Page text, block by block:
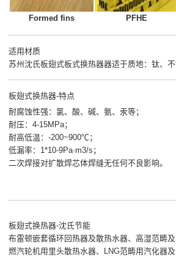
Formed fins PFHE
适用材质
苏州沈氏板翅式板式换热器器适于质地：钛、不
板翅式换热器-特点
耐腐蚀性强：氯、酸、碱、氨、汞等；
耐压：4-15MPa；
耐高低温：-200~900℃；
低漏率：1*10-9Pa·m3/s；
二次焊接对扩散焊芯体焊缝无任何不良影响。
板翅式换热器-沈氏节能
布雷顿嵌套循环回热器及散热水器、高湿范畴
燃汽轮机用里头散热水器、LNG范畴用汽化器及